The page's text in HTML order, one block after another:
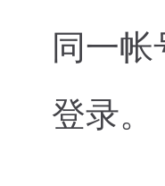
同一
登录。